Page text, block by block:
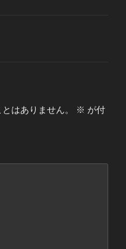
はありません。 ※ が付